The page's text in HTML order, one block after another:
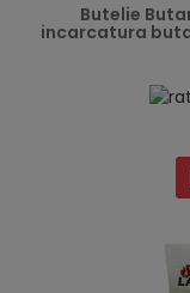
Butelie
incarcatura